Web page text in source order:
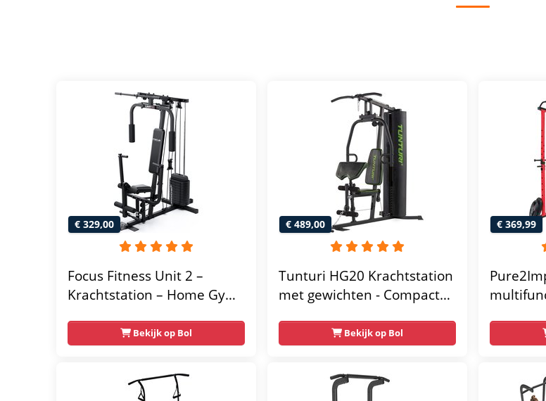
€ 329,00
Focus Fitness Unit 2 –
Krachtstation – Home Gym
Bekijk op Bol
€ 489,00
Tunturi HG20 Krachtstation
met gewichten - Compacte
Fitness krachtstation voor
thuis - Compact en
multifunctioneel - Incl.
gratis fitness app
Bekijk op Bol
€ 369,99
gym -